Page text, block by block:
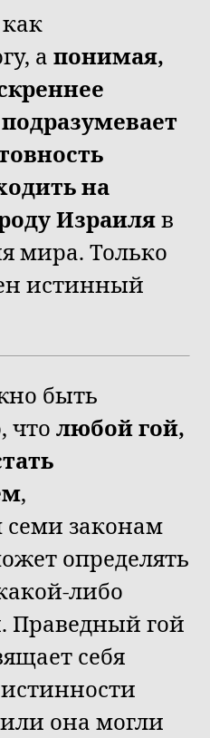
апонимая,
на
Израиляв
мира. Только
истинный
быть
чтолюбой гой,
,
законам
определять
либо
Праведный гой
себя
она могли